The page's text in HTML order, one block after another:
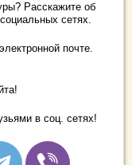
Расскажите об
сетях.
почте.
в соц. сетях!